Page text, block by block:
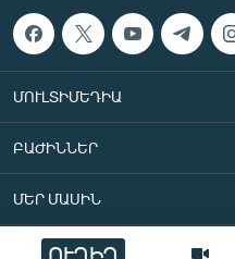
ՈՒՂԻՂ
ՄՈՒԼՏԻՄԵԴԻԱ
ԲԱԺԻՆՆԵՐ
ՄԵՐ ՄԱՍԻՆ
«Ազատ